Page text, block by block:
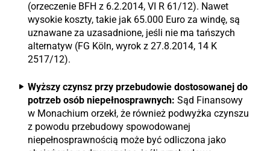
(orzeczenie BFH z 6.2.2014, VI R 61/12). Nawet
wysokie koszty, takie jak 65.000 Euro za windę, są
uznawane za uzasadnione, jeśli nie ma tańszych
alternatyw (FG Köln, wyrok z 27.8.2014, 14 K
2517/12).
Wyższy czynsz przy przebudowie dostosowanej do
potrzeb osób niepełnosprawnych: Sąd Finansowy
w Monachium orzekł, że również podwyżka czynszu
z powodu przebudowy spowodowanej
niepełnosprawnością może być odliczona jako